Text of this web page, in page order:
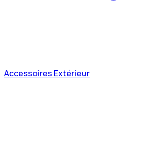
Accessoires Extérieur